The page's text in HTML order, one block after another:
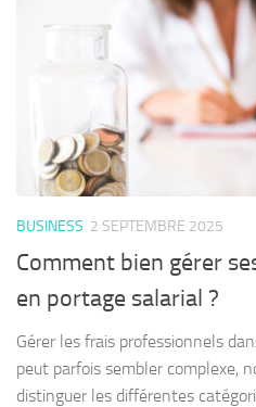
BUSINESS 2 SEPTEMBRE 2025
Comment bien gérer
en portage salarial ?
Gérer les frais professionnels
peut parfois sembler complexe,
distinguer les différentes